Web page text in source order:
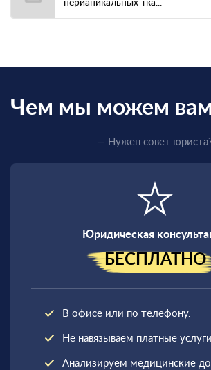
периапикальных тка...
Чем мы можем
— Нужен совет
Юридическая
БЕСПЛАТНО
В офисе или по телефону.
Не навязываем платные
Анализируем медицинские